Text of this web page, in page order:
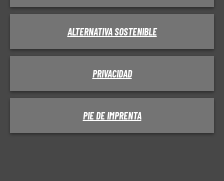
ALTERNATIVA SOSTENIBLE
PRIVACIDAD
PIE DE IMPRENTA